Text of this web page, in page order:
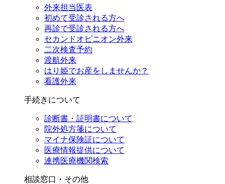
外来担当医表
初めて受診される方へ
再診で受診される方へ
セカンドオピニオン外来
二次検査予約
渡航外来
はり姫でお産をしませんか？
看護外来
手続きについて
診断書・証明書について
院外処方箋について
マイナ保険証について
医療情報提供について
連携医療機関検索
相談窓口・その他